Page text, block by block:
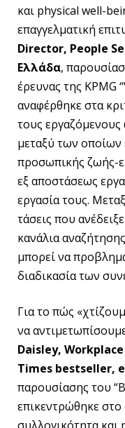
και physical well-
επαγγελματική
Director, People
Ελλάδα,
έρευνας της KPMG
αναφέρθηκε στα
τους
μεταξύ των οποίων
προσωπικής ζωής-
εξ αποστάσεως
εργασία τους.
τάσεις που
κανάλια
μπορεί να
διαδικασία των
Για το πώς
να
Daisley, Workplace
Times bestseller,
παρουσίασης του
επικεντρώθηκε